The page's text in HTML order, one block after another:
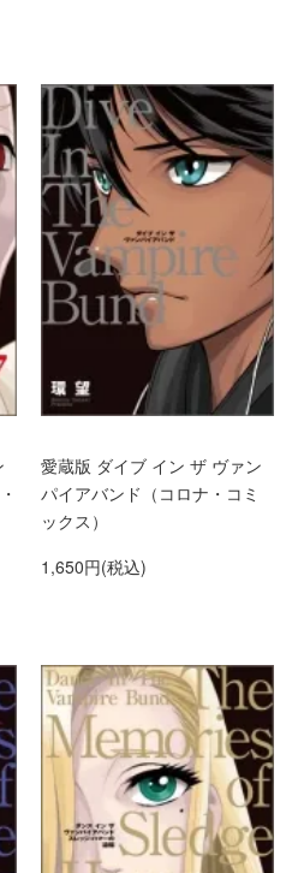
愛蔵版 ダイブ イン ザ ヴァン
パイアバンド（コロナ・コミ
ックス）
1,650円(税込)